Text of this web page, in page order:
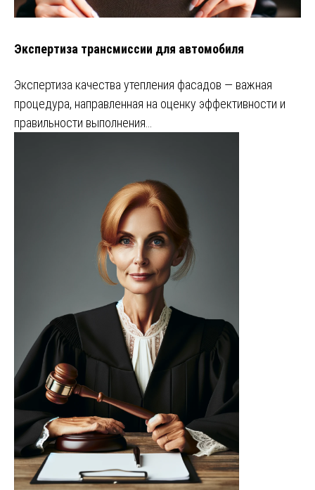
Экспертиза трансмиссии для автомобиля
Экспертиза качества утепления фасадов — важная
процедура, направленная на оценку эффективности и
правильности выполнения…